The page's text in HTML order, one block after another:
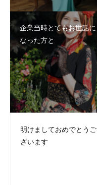
企業当時とてもお世話に
なった方と
明けましておめでとうご
ざいます